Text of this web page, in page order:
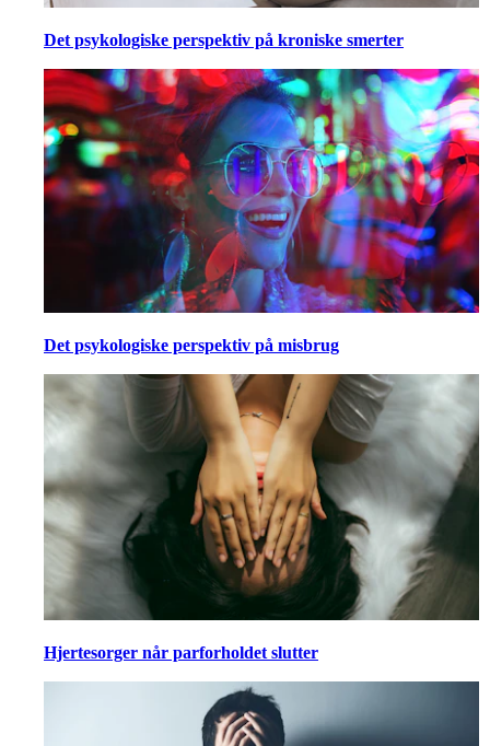
Det psykologiske perspektiv på kroniske smerter
Det psykologiske perspektiv på misbrug
Hjertesorger når parforholdet slutter